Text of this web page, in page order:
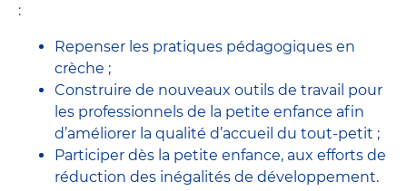
:
Repenser les pratiques pédagogiques en
crèche ;
Construire de nouveaux outils de travail pour
les professionnels de la petite enfance afin
d’améliorer la qualité d’accueil du tout-petit ;
Participer dès la petite enfance, aux efforts de
réduction des inégalités de développement.